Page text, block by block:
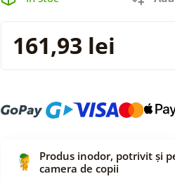
161,93 lei
Produs inodor, potrivit și
camera de copii